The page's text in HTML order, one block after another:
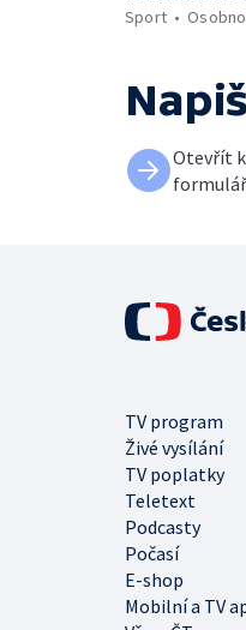
Sport
Otevřít
formulář
TV program
Živé vysílání
TV poplatky
Teletext
Podcasty
Počasí
E-shop
Mobilní a TV